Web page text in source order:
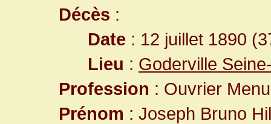
Décès :
Date : 12 juillet 1890
Lieu : Goderville
Profession : Ouvrier
Prénom : Joseph Bruno